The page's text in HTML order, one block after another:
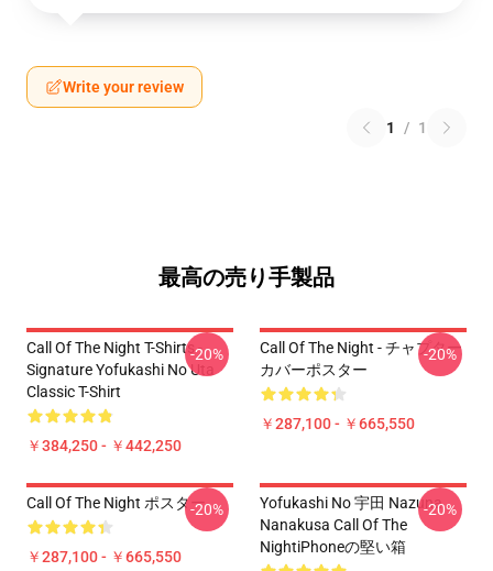
Write your review
1 / 1
最高の売り手製品
Call Of The Night T-Shirts -
Signature Yofukashi No Uta
Classic T-Shirt
￥384,250 - ￥442,250
-20%
Call Of The Night - チャプター
カバーポスター
￥287,100 - ￥665,550
-20%
Call Of The Night ポスター
￥287,100 - ￥665,550
-20%
Yofukashi No 宇田 Nazuna
Nanakusa Call Of The
NightiPhoneの堅い箱
-20%